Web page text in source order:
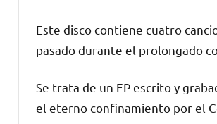
Este disco contiene cuatro
pasado durante el prolongado
Se trata de un EP escrito y
el eterno confinamiento por el